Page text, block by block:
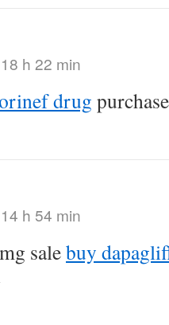
h 22 min
drug
h 54 min
salebuy